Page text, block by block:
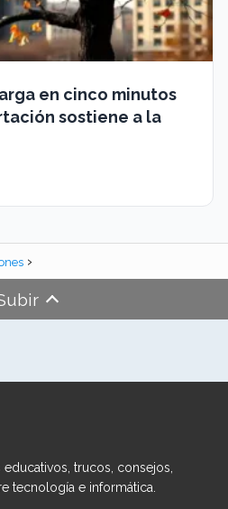
en cinco minutos
sostiene a la
trucos, consejos,
tecnología e informática.